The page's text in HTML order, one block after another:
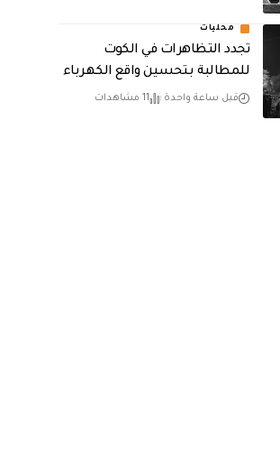
محليات
تجدد التظاهرات في الكوت
للمطالبة بتحسين واقع الكهرباء
قبل ساعة واحدة 11 مشاهدات